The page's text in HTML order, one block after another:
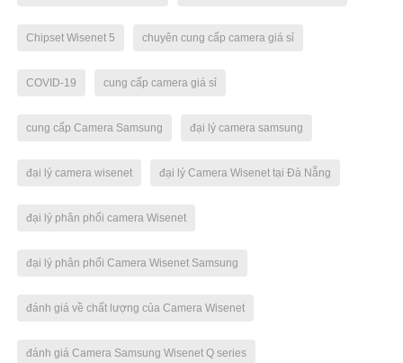
Chipset Wisenet 5 chuyên cung cấp camera giá sỉ
COVID-19 cung cấp camera giá sỉ
cung cấp Camera Samsung đại lý camera samsung
đại lý camera wisenet đại lý Camera Wisenet tại Đà Nẵng
đại lý phân phối camera Wisenet
đại lý phân phối Camera Wisenet Samsung
đánh giá về chất lượng của Camera Wisenet
đánh giá Camera Samsung Wisenet Q series